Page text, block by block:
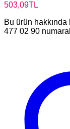
503,09TL
Bu ürün
477 02 90